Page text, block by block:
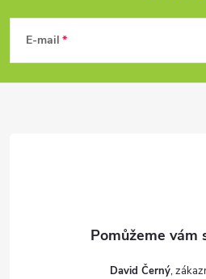
p
E-mail
David Černý